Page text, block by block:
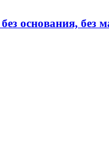
основания, без